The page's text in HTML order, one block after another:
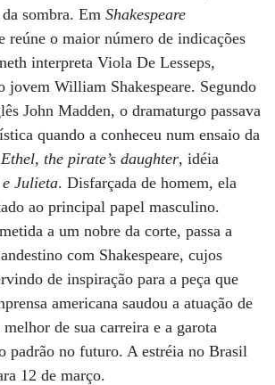
sombra. Em Shakespeare
reúne o maior número de indicações
interpreta Viola De Lesseps,
jovem William Shakespeare. Segundo
John Madden, o dramaturgo passava
quando a conheceu num ensaio da
the pirate’s daughter, idéia
e Julieta. Disfarçada de homem, ela
ao principal papel masculino.
a um nobre da corte, passa a
com Shakespeare, cujos
de inspiração para a peça que
americana saudou a atuação de
de sua carreira e a garota
padrão no futuro. A estréia no Brasil
12 de março.